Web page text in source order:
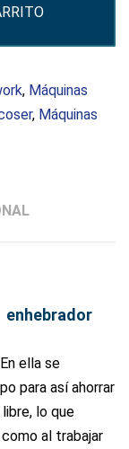
, Máquinas
, Máquinas
enhebrador
ella se
para así ahorrar
lo que
al trabajar